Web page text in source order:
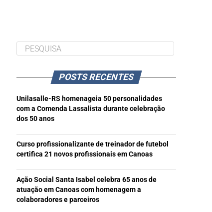
POSTS RECENTES
Unilasalle-RS homenageia 50 personalidades
com a Comenda Lassalista durante celebração
dos 50 anos
Curso profissionalizante de treinador de futebol
certifica 21 novos profissionais em Canoas
Ação Social Santa Isabel celebra 65 anos de
atuação em Canoas com homenagem a
colaboradores e parceiros